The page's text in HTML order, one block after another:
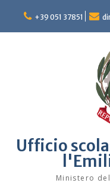
content
+39 051 37851
Ufficio
Ministero